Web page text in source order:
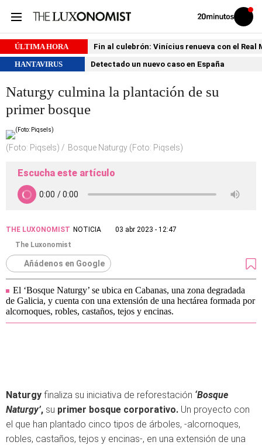
Volver
Iniciar
sesión
ÚLTIMA HORA
Fin al culebrón: Vinícius renueva con el Real
HANTAVIRUS
Detectado un nuevo caso en España
Naturgy culmina la plantación de su
primer bosque
(Foto: Piqsels) Bosque Naturgy (Foto: Piqsels)
Escucha este artículo
THE LUXONOMIST NOTICIA
03 abr 2023 - 12:47
The Luxonomist
Añádenos en Google
El ‘Bosque Naturgy’ se ubica en Cabanas, una zona degradada
de Galicia, y cuenta con una extensión de una hectárea formada por
alcornoques, robles, castaños, tejos y encinas.
Naturgy finaliza su iniciativa de reforestación ‘Bosque
Naturgy’, su primer bosque corporativo. Un proyecto con
el que han plantado cinco tipos de árboles, -alcornoques,
robles, castaños, tejos y encinas-, en una extensión de una